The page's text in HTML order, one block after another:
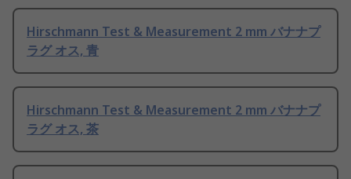
Hirschmann Test & Measurement 2 mm バナナプ
ラグ オス, 青
Hirschmann Test & Measurement 2 mm バナナプ
ラグ オス, 茶